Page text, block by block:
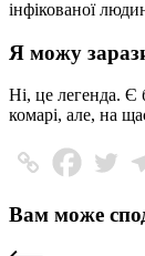
інфікованої
Я можу
Ні, це легенда. Є
комарі, але, на
Вам може